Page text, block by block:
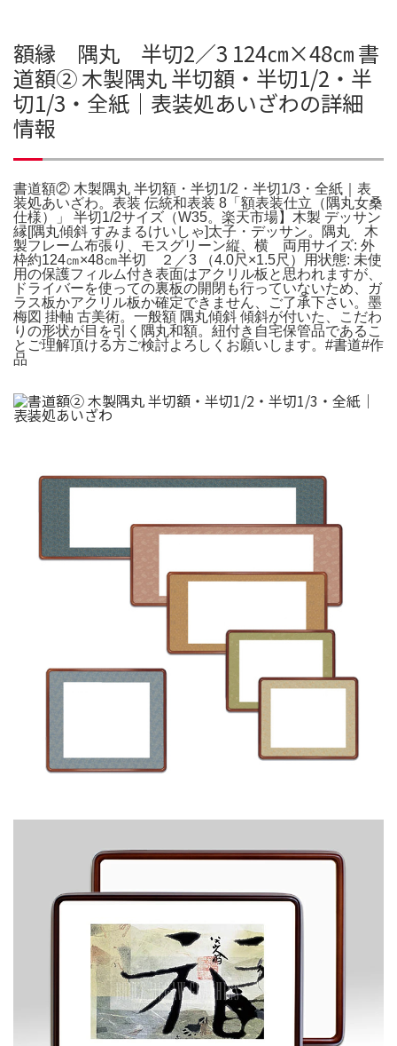
額縁 隅丸 半切2／3 124㎝×48㎝ 書
道額② 木製隅丸 半切額・半切1/2・半
切1/3・全紙｜表装処あいざわの詳細
情報
書道額② 木製隅丸 半切額・半切1/2・半切1/3・全紙｜表
装処あいざわ。表装 伝統和表装 8「額表装仕立（隅丸女桑
仕様）」 半切1/2サイズ（W35。楽天市場】木製 デッサン
縁[隅丸傾斜 すみまるけいしゃ]太子・デッサン。隅丸 木
製フレーム布張り、モスグリーン縦、横 両用サイズ: 外
枠約124㎝×48㎝半切 ２／3 （4.0尺×1.5尺）用状態: 未使
用の保護フィルム付き表面はアクリル板と思われますが、
ドライバーを使っての裏板の開閉も行っていないため、ガ
ラス板かアクリル板か確定できません、ご了承下さい。墨
梅図 掛軸 古美術。一般額 隅丸傾斜 傾斜が付いた、こだわ
りの形状が目を引く隅丸和額。紐付き自宅保管品であるこ
とご理解頂ける方ご検討よろしくお願いします。#書道#作
品